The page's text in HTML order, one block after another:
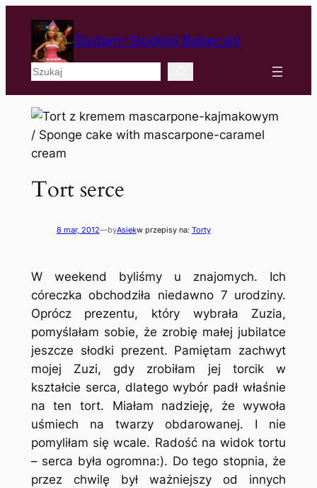
Śladami Słodkiej Babeczki
Szukaj
Tort serce
8 mar, 2012—byAsiekw przepisy na: Torty
W weekend byliśmy u znajomych. Ich
córeczka obchodziła niedawno 7 urodziny.
Oprócz prezentu, który wybrała Zuzia,
pomyślałam sobie, że zrobię małej jubilatce
jeszcze słodki prezent. Pamiętam zachwyt
mojej Zuzi, gdy zrobiłam jej torcik w
kształcie serca, dlatego wybór padł właśnie
na ten tort. Miałam nadzieję, że wywoła
uśmiech na twarzy obdarowanej. I nie
pomyliłam się wcale. Radość na widok tortu
– serca była ogromna:). Do tego stopnia, że
przez chwilę był ważniejszy od innych